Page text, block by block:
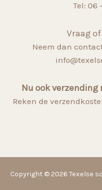
Tel: 06
Vraag
Neem dan
Nu ook
Reken de
Copyright © 2026 Texelse